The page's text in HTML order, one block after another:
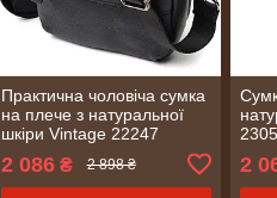
Практична чоловіча сумка
на плече з натуральної
шкіри Vintage 22247
2 086₴ 2 898 ₴ 2